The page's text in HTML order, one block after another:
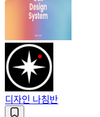
디자인 나침반